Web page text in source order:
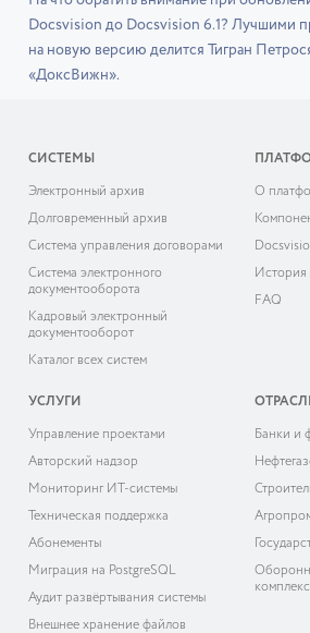
Docsvision до Docsvision 6.1? Лучшими
на новую версию делится Тигран
«ДоксВижн».
СИСТЕМЫ
Электронный архив
Долговременный архив
Система управления договорами
Система электронного
документооборота
Кадровый электронный
документооборот
Каталог всех систем
О
История
FAQ
УСЛУГИ
Управление проектами
Авторский надзор
Мониторинг ИТ-системы
Техническая поддержка
Абонементы
Миграция на PostgreSQL
Аудит развёртывания системы
Внешнее хранение файлов
Банки и
комплекс